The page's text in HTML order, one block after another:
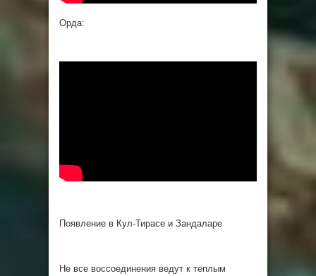
Орда:
Появление в Кул-Тирасе и Зандаларе
Не все воссоединения ведут к теплым